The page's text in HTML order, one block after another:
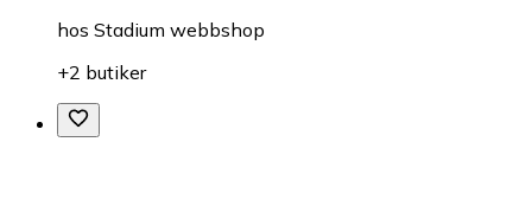
hos Stadium webbshop
+2 butiker